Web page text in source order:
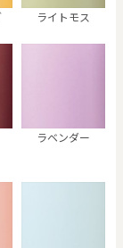
ライトモス
ラベンダー